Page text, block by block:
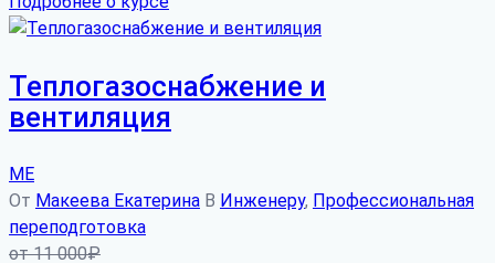
Теплогазоснабжение и
вентиляция
МЕ
От Макеева Екатерина В Инженеру, Профессиональная
переподготовка
от11 000₽